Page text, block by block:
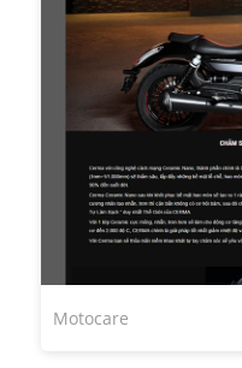
Motocare